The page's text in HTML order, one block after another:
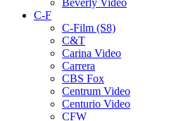
Beverly Video
C-F
C-Film (S8)
C&T
Carina Video
Carrera
CBS Fox
Centrum Video
Centurio Video
CFW